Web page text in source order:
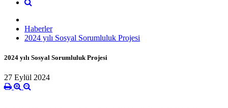
Haberler
2024 yılı Sosyal Sorumluluk Projesi
2024 yılı Sosyal Sorumluluk Projesi
27 Eylül 2024